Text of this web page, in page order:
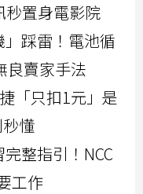
秒置身電影院
踩雷！電池循
良賣家手法
「只扣1元」是
懂
整指引！NCC
工作